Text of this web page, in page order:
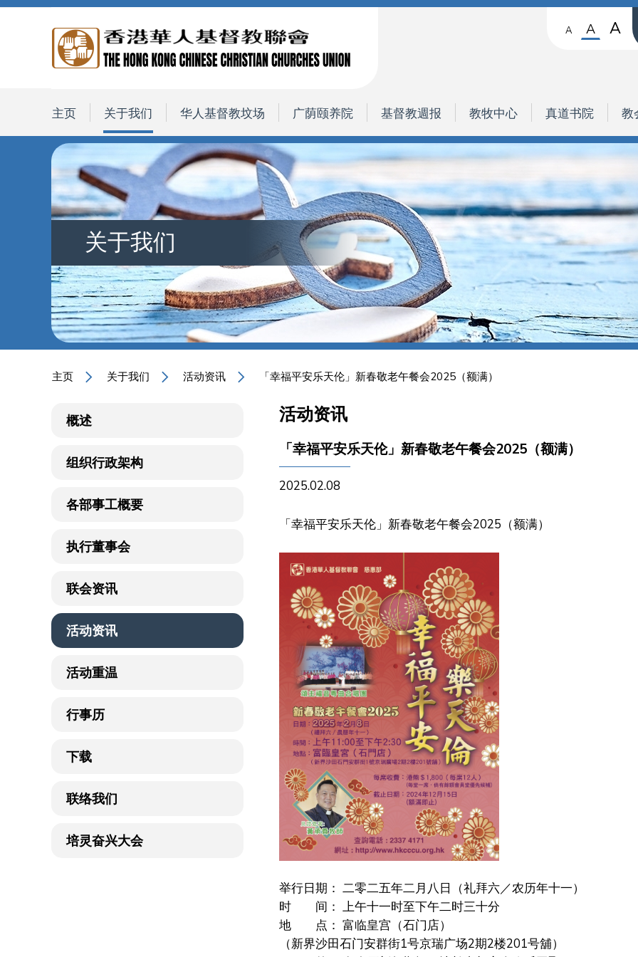
A A A
主页 关于我们 华人基督教坟场 广荫颐养院 基督教週报 教牧中心 真道书院 教
关于我们
主页 关于我们 活动资讯 「幸福平安乐天伦」新春敬老午餐会2025（额满）
概述
组织行政架构
各部事工概要
执行董事会
联会资讯
活动资讯
活动重温
行事历
下载
联络我们
培灵奋兴大会
活动资讯
「幸福平安乐天伦」新春敬老午餐会2025（额满）
2025.02.08
「幸福平安乐天伦」新春敬老午餐会2025（额满）
举行日期： 二零二五年二月八日（礼拜六／农历年十一）
时 间： 上午十一时至下午二时三十分
地 点： 富临皇宫（石门店）
（新界沙田石门安群街1号京瑞广场2期2楼201号舖）